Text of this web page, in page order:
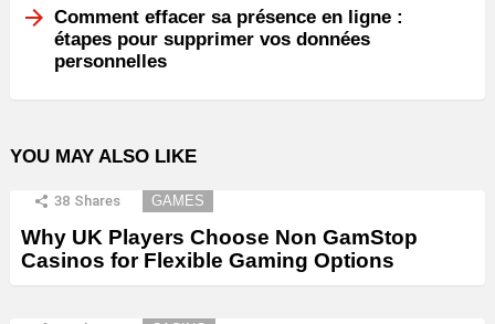
Comment effacer sa présence en ligne :
étapes pour supprimer vos données
personnelles
YOU MAY ALSO LIKE
38 Shares GAMES
Why UK Players Choose Non GamStop
Casinos for Flexible Gaming Options